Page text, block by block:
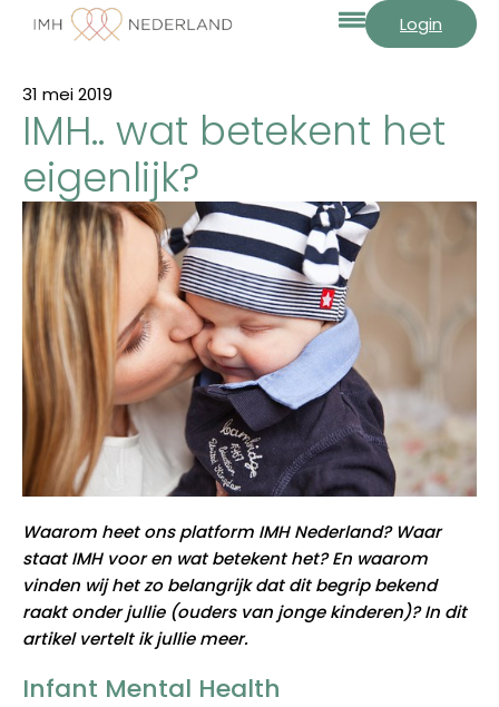
Login
31 mei 2019
IMH.. wat betekent het
eigenlijk?
Waarom heet ons platform IMH Nederland? Waar
staat IMH voor en wat betekent het? En waarom
vinden wij het zo belangrijk dat dit begrip bekend
raakt onder jullie (ouders van jonge kinderen)? In dit
artikel vertelt ik jullie meer.
Infant Mental Health